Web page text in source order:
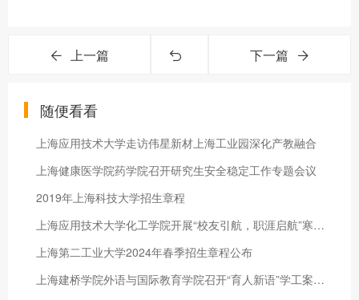
上一篇 下一篇
随便看看
上海应用技术大学走访伟星新材上海工业园深化产教融合
上海健康医学院药学院召开研究生安全稳定工作专题会议
2019年上海科技大学招生章程
上海应用技术大学化工学院开展“校友引航，职涯启航”寒假社会实践
上海第二工业大学2024年春季招生章程公布
上海建桥学院外语与国际教育学院召开“育人新语”学工案例研讨会